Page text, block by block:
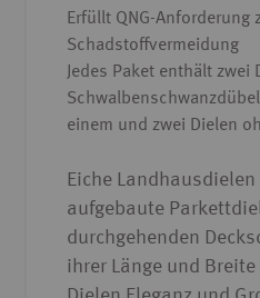
Erfüllt QNG-Anforderung
Schadstoffvermeidung
Jedes Paket enthält zwei
einem und zwei Dielen
Eiche
aufgebaute
durchgehenden
ihrer Länge und